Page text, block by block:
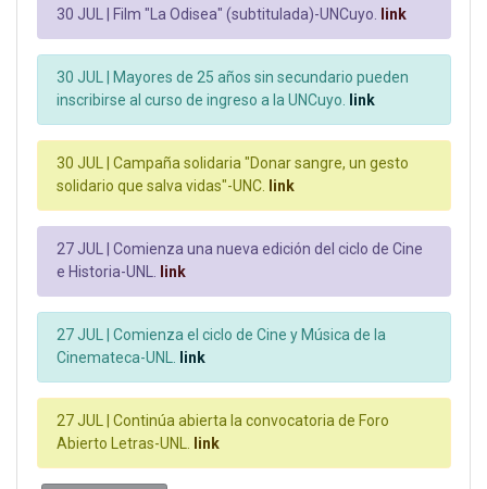
30 JUL | Film "La Odisea" (subtitulada)-UNCuyo. link
30 JUL |
Mayores de 25 años sin secundario pueden
inscribirse al curso de ingreso a la UNCuyo. link
30 JUL | Campaña solidaria "Donar sangre, un gesto
solidario que salva vidas"-UNC. link
27 JUL | Comienza una nueva edición del ciclo de Cine
e Historia-UNL. link
27 JUL | Comienza el ciclo de Cine y Música de la
Cinemateca-UNL. link
27 JUL | Continúa abierta la convocatoria de Foro
Abierto Letras-UNL. link